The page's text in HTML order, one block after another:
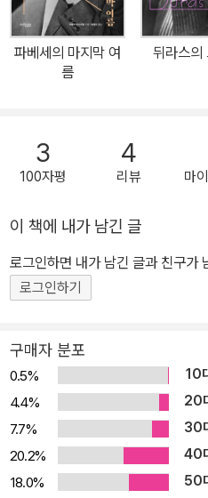
작곡가이자 음악원 교수였던 아버
가의 삶을 준비하던 시절, 16세부
의 청년 운동에 가담했으나 모스크
하게 된 계기, 그의 단편들이 당대
르와 아라공의 눈에 띄게 된 일, 그
던 것 등, 이후 쿤데라의 삶의 방식
9년, 체코슬로바키아의 남부 지역
스트리아 빈으로부터 그리 멀지 않
니스트인 아버지에게 음악을 배우
은 쿤데라는 당연히 음악가의 대를
음표 대신 말을 택했고, 서서히 문
차 세계대전 후 독일로부터 독립한
년 공산주의 정권이 들어서던 시기
경험하기까지, 쿤데라는 어느 시점
시 대상자가 된다. 체제에서 쫓겨
라하 영화학교에서의 세계문학사
파베세의 마지막 여
름
뒤라스의
3
100자평
4
리뷰 마
이 책에 내가 남긴 글
로그인하면 내가 남긴 글과 친구가
로그인하기
구매자 분포
0.5% 10
4.4%
20
7.7%
30
20.2%
40
18.0%
50